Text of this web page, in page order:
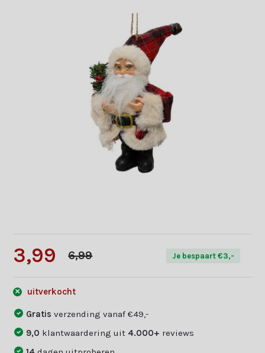
3,99 6,99 Je bespaart €3,-
uitverkocht
Gratisverzending vanaf €49,-
9,0 klantwaardering uit 4.000+ reviews